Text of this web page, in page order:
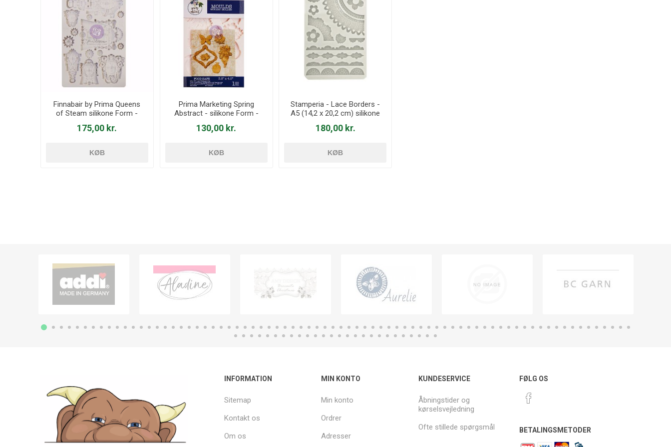
Finnabair by Prima Queens
of Steam silikone Form -
968595
175,00 kr.
KØB
Prima Marketing Spring
Abstract - silikone Form -
661687
130,00 kr.
KØB
Stamperia - Lace Borders -
A5 (14,2 x 20,2 cm) silikone
Form - KACMA516
180,00 kr.
KØB
INFORMATION
Sitemap
Kontakt os
Om os
MIN KONTO
Min konto
Ordrer
Adresser
KUNDESERVICE
Åbningstider og
kørselsvejledning
Ofte stillede spørgsmål
FØLG OS
BETALINGSMETODER